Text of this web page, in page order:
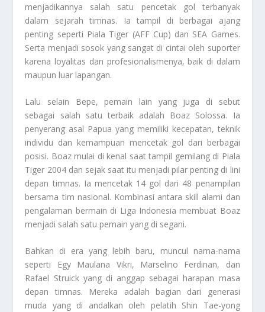
menjadikannya salah satu pencetak gol terbanyak
dalam sejarah timnas. Ia tampil di berbagai ajang
penting seperti Piala Tiger (AFF Cup) dan SEA Games.
Serta menjadi sosok yang sangat di cintai oleh suporter
karena loyalitas dan profesionalismenya, baik di dalam
maupun luar lapangan.
Lalu selain Bepe, pemain lain yang juga di sebut
sebagai salah satu terbaik adalah Boaz Solossa. Ia
penyerang asal Papua yang memiliki kecepatan, teknik
individu dan kemampuan mencetak gol dari berbagai
posisi. Boaz mulai di kenal saat tampil gemilang di Piala
Tiger 2004 dan sejak saat itu menjadi pilar penting di lini
depan timnas. Ia mencetak 14 gol dari 48 penampilan
bersama tim nasional. Kombinasi antara skill alami dan
pengalaman bermain di Liga Indonesia membuat Boaz
menjadi salah satu pemain yang di segani.
Bahkan di era yang lebih baru, muncul nama-nama
seperti Egy Maulana Vikri, Marselino Ferdinan, dan
Rafael Struick yang di anggap sebagai harapan masa
depan timnas. Mereka adalah bagian dari generasi
muda yang di andalkan oleh pelatih Shin Tae-yong